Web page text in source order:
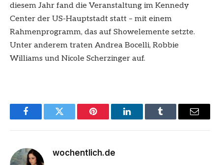
diesem Jahr fand die Veranstaltung im Kennedy
Center der US-Hauptstadt statt – mit einem
Rahmenprogramm, das auf Showelemente setzte.
Unter anderem traten Andrea Bocelli, Robbie
Williams und Nicole Scherzinger auf.
FacebookTwitter Pinterest LinkedInTumblr Email
wochentlich.de